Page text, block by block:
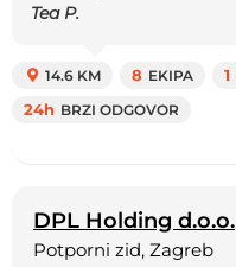
Tea P.
14.6 KM 8 EKIPA 1
24h BRZI ODGOVOR
DPL Holding d.o.o.
Potporni zid, Zagreb